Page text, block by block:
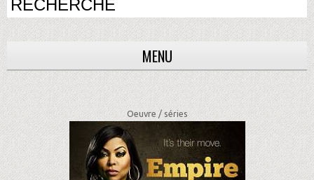
MENU
Oeuvre /séries